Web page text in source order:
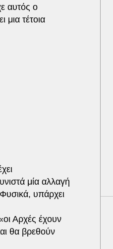
αυτός ο
μια τέτοια
μία αλλαγή
Φυσικά, υπάρχει
Αρχές έχουν
θα βρεθούν